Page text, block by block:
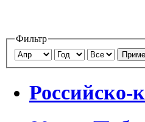
Фильтр